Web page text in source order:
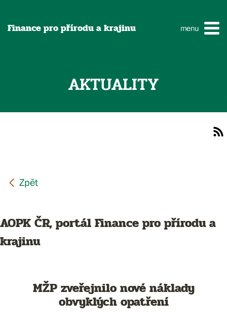
Finance pro přírodu a krajinu menu
AKTUALITY
AOPK ČR, portál Finance pro přírodu a
krajinu
MŽP zveřejnilo nové náklady
obvyklých opatření